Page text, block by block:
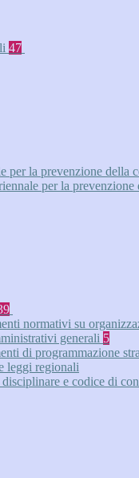
47
per la prevenzione della
per la
normativi su
generali 5
di programmazione
leggi regionali
e codice di